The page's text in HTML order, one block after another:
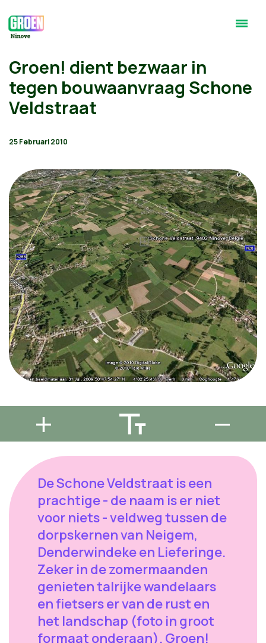
Groen! dient bezwaar in
tegen bouwaanvraag Schone
Veldstraat
25 Februari 2010
De Schone Veldstraat is een
prachtige - de naam is er niet
voor niets - veldweg tussen de
dorpskernen van Neigem,
Denderwindeke en Lieferinge.
Zeker in de zomermaanden
genieten talrijke wandelaars
en fietsers er van de rust en
het landschap (foto in groot
formaat onderaan). Groen!